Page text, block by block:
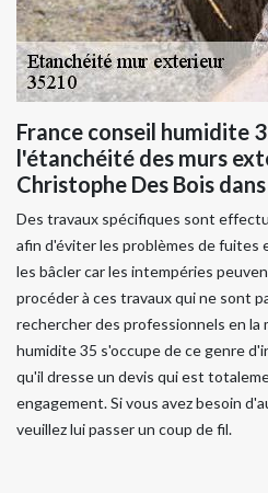
France conseil humidite
l'étanchéité des murs
Christophe Des Bois
Des travaux spécifiques sont
afin d'éviter les problèmes de
les bâcler car les intempéries
procéder à ces travaux qui ne sont
rechercher des professionnels en la
humidite 35 s'occupe de ce genre
qu'il dresse un devis qui est
engagement. Si vous avez besoin
veuillez lui passer un coup de fil.